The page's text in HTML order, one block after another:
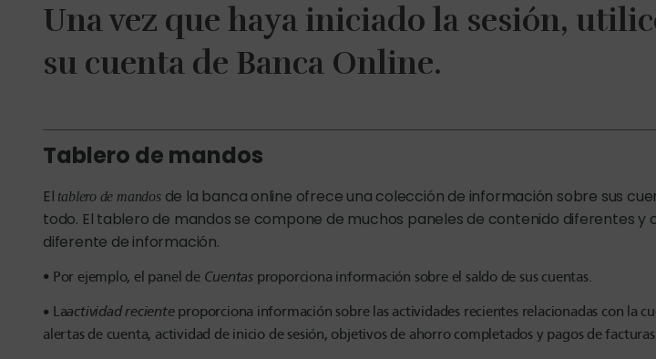
Una vez que haya iniciado la sesión,
su cuenta de Banca Online.
Tablero de mandos
El tablero de mandosde la banca online ofrece una colección de información sobre sus
todo. El tablero de mandos se compone de muchos paneles de contenido diferentes
diferente de información.
Por ejemplo, el panel de Cuentas proporciona información sobre el saldo de sus cuentas.
Laactividad recienteproporciona información sobre las actividades recientes relacionadas con la
alertas de cuenta, actividad de inicio de sesión, objetivos de ahorro completados y pagos de facturas.